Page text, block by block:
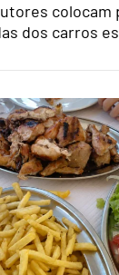
colocam
dos carros